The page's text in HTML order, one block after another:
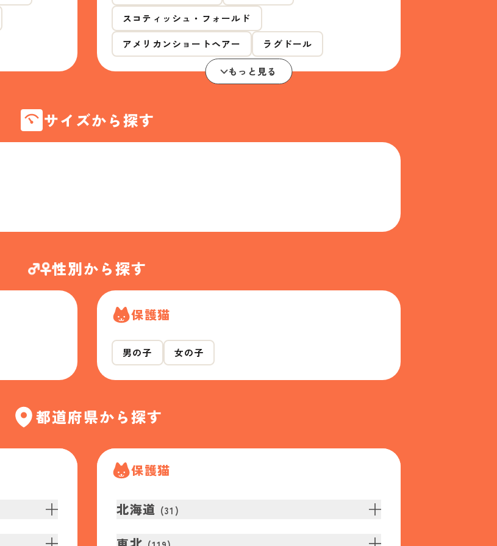
スコティッシュ・フォールド
アメリカンショートヘアー
ラグドール
もっと見る
サイズから探す
性別から探す
保護猫
男の子 女の子
都道府県から探す
保護猫
北海道 (31 )